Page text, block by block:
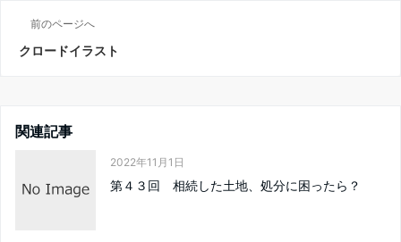
前のページへ
クロードイラスト
関連記事
2022年11月1日
第４３回 相続した土地、処分に困ったら？